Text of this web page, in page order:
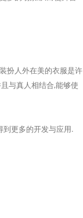
扮人外在美的衣服是许
与真人相结合,能够使
更多的开发与应用.